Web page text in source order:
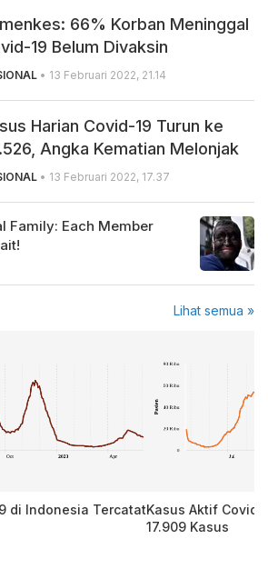
66% Korban Meninggal
19 Belum Divaksin
• 13 Februari 2022, 21.14
Harian Covid-19 Turun ke
Angka Kematian Melonjak
• 13 Februari 2022, 17.37
Lihat semua »
di Indonesia TercatatKasus Aktif
17.909 Kasus